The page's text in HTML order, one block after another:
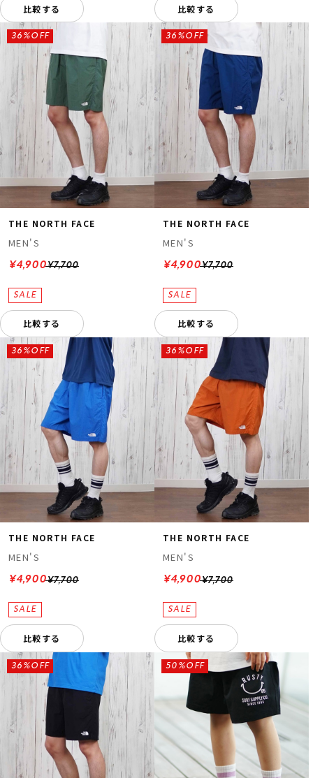
比較する 比較する
THE NORTH FACE
MEN'S
¥7,700
36%OFF
¥4,900
比較する
THE NORTH FACE
MEN'S
¥7,700
36%OFF
¥4,900
比較する
THE NORTH FACE
MEN'S
¥7,700
36%OFF
¥4,900
比較する
THE NORTH FACE
MEN'S
¥7,700
36%OFF
¥4,900
比較する
36%OFF 50%OFF